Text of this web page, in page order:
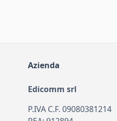
Azienda
Edicomm srl
P.IVA C.F. 09080381214